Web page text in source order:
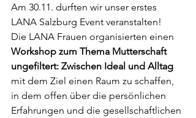
Am 30.11. durften wir unser erstes
LANA Salzburg Event veranstalten!
Die LANA Frauen organisierten einen
Workshop zum Thema Mutterschaft
ungefiltert: Zwischen Ideal und Alltag
mit dem Ziel einen Raum zu schaffen,
in dem offen über die persönlichen
Erfahrungen und die gesellschaftlichen